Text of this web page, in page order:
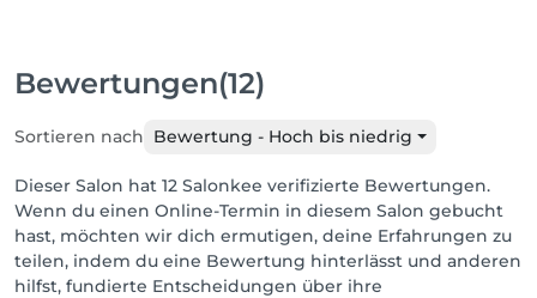
Bewertungen(12)
Sortieren nach Bewertung - Hoch bis niedrig
Dieser Salon hat 12 Salonkee verifizierte Bewertungen.
Wenn du einen Online-Termin in diesem Salon gebucht
hast, möchten wir dich ermutigen, deine Erfahrungen zu
teilen, indem du eine Bewertung hinterlässt und anderen
hilfst, fundierte Entscheidungen über ihre